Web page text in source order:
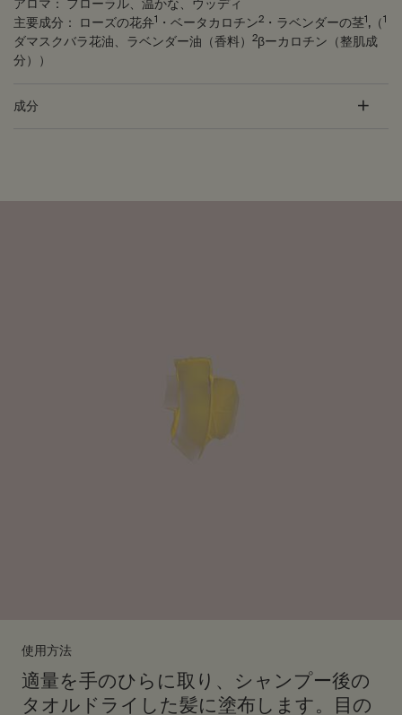
アロマ： フローラル、温かな、ウッディ
主要成分：
ローズの花弁1 ・ベータカロチン2 ・ラベンダーの茎1,（1
ダマスクバラ花油、ラベンダー油（香料） 2βーカロチン（整肌成
分））
成分
使用方法
適量を手のひらに取り、シャンプー後の
タオルドライした髪に塗布します。目の